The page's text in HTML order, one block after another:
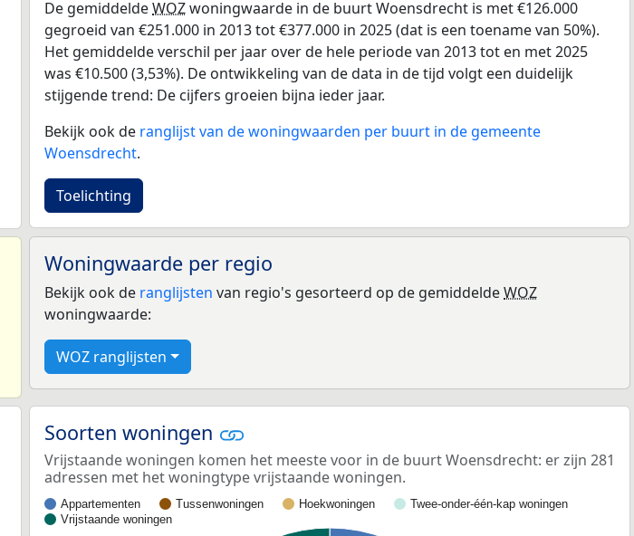
De gemiddeldeWOZwoningwaarde in de buurt Woensdrecht is met €126.000
gegroeid van €251.000 in 2013 tot €377.000 in 2025 (dat is een toename van 50%).
Het gemiddelde verschil per jaar over de hele periode van 2013 tot en met 2025
was €10.500 (3,53%). De ontwikkeling van de data in de tijd volgt een duidelijk
stijgende trend: De cijfers groeien bijna ieder jaar.
Bekijk ook de ranglijst van de woningwaarden per buurt in de gemeente
Woensdrecht.
Toelichting
Woningwaarde per regio
Bekijk ook de ranglijsten van regio's gesorteerd op de gemiddeldeWOZ
woningwaarde:
WOZ ranglijsten
Soorten woningen
Vrijstaande woningen komen het meeste voor in de buurt Woensdrecht: er zijn 281
adressen met het woningtype vrijstaande woningen.
Appartementen Tussenwoningen Hoekwoningen
Twee-onder-één-kap woningen
Vrijstaande woningen